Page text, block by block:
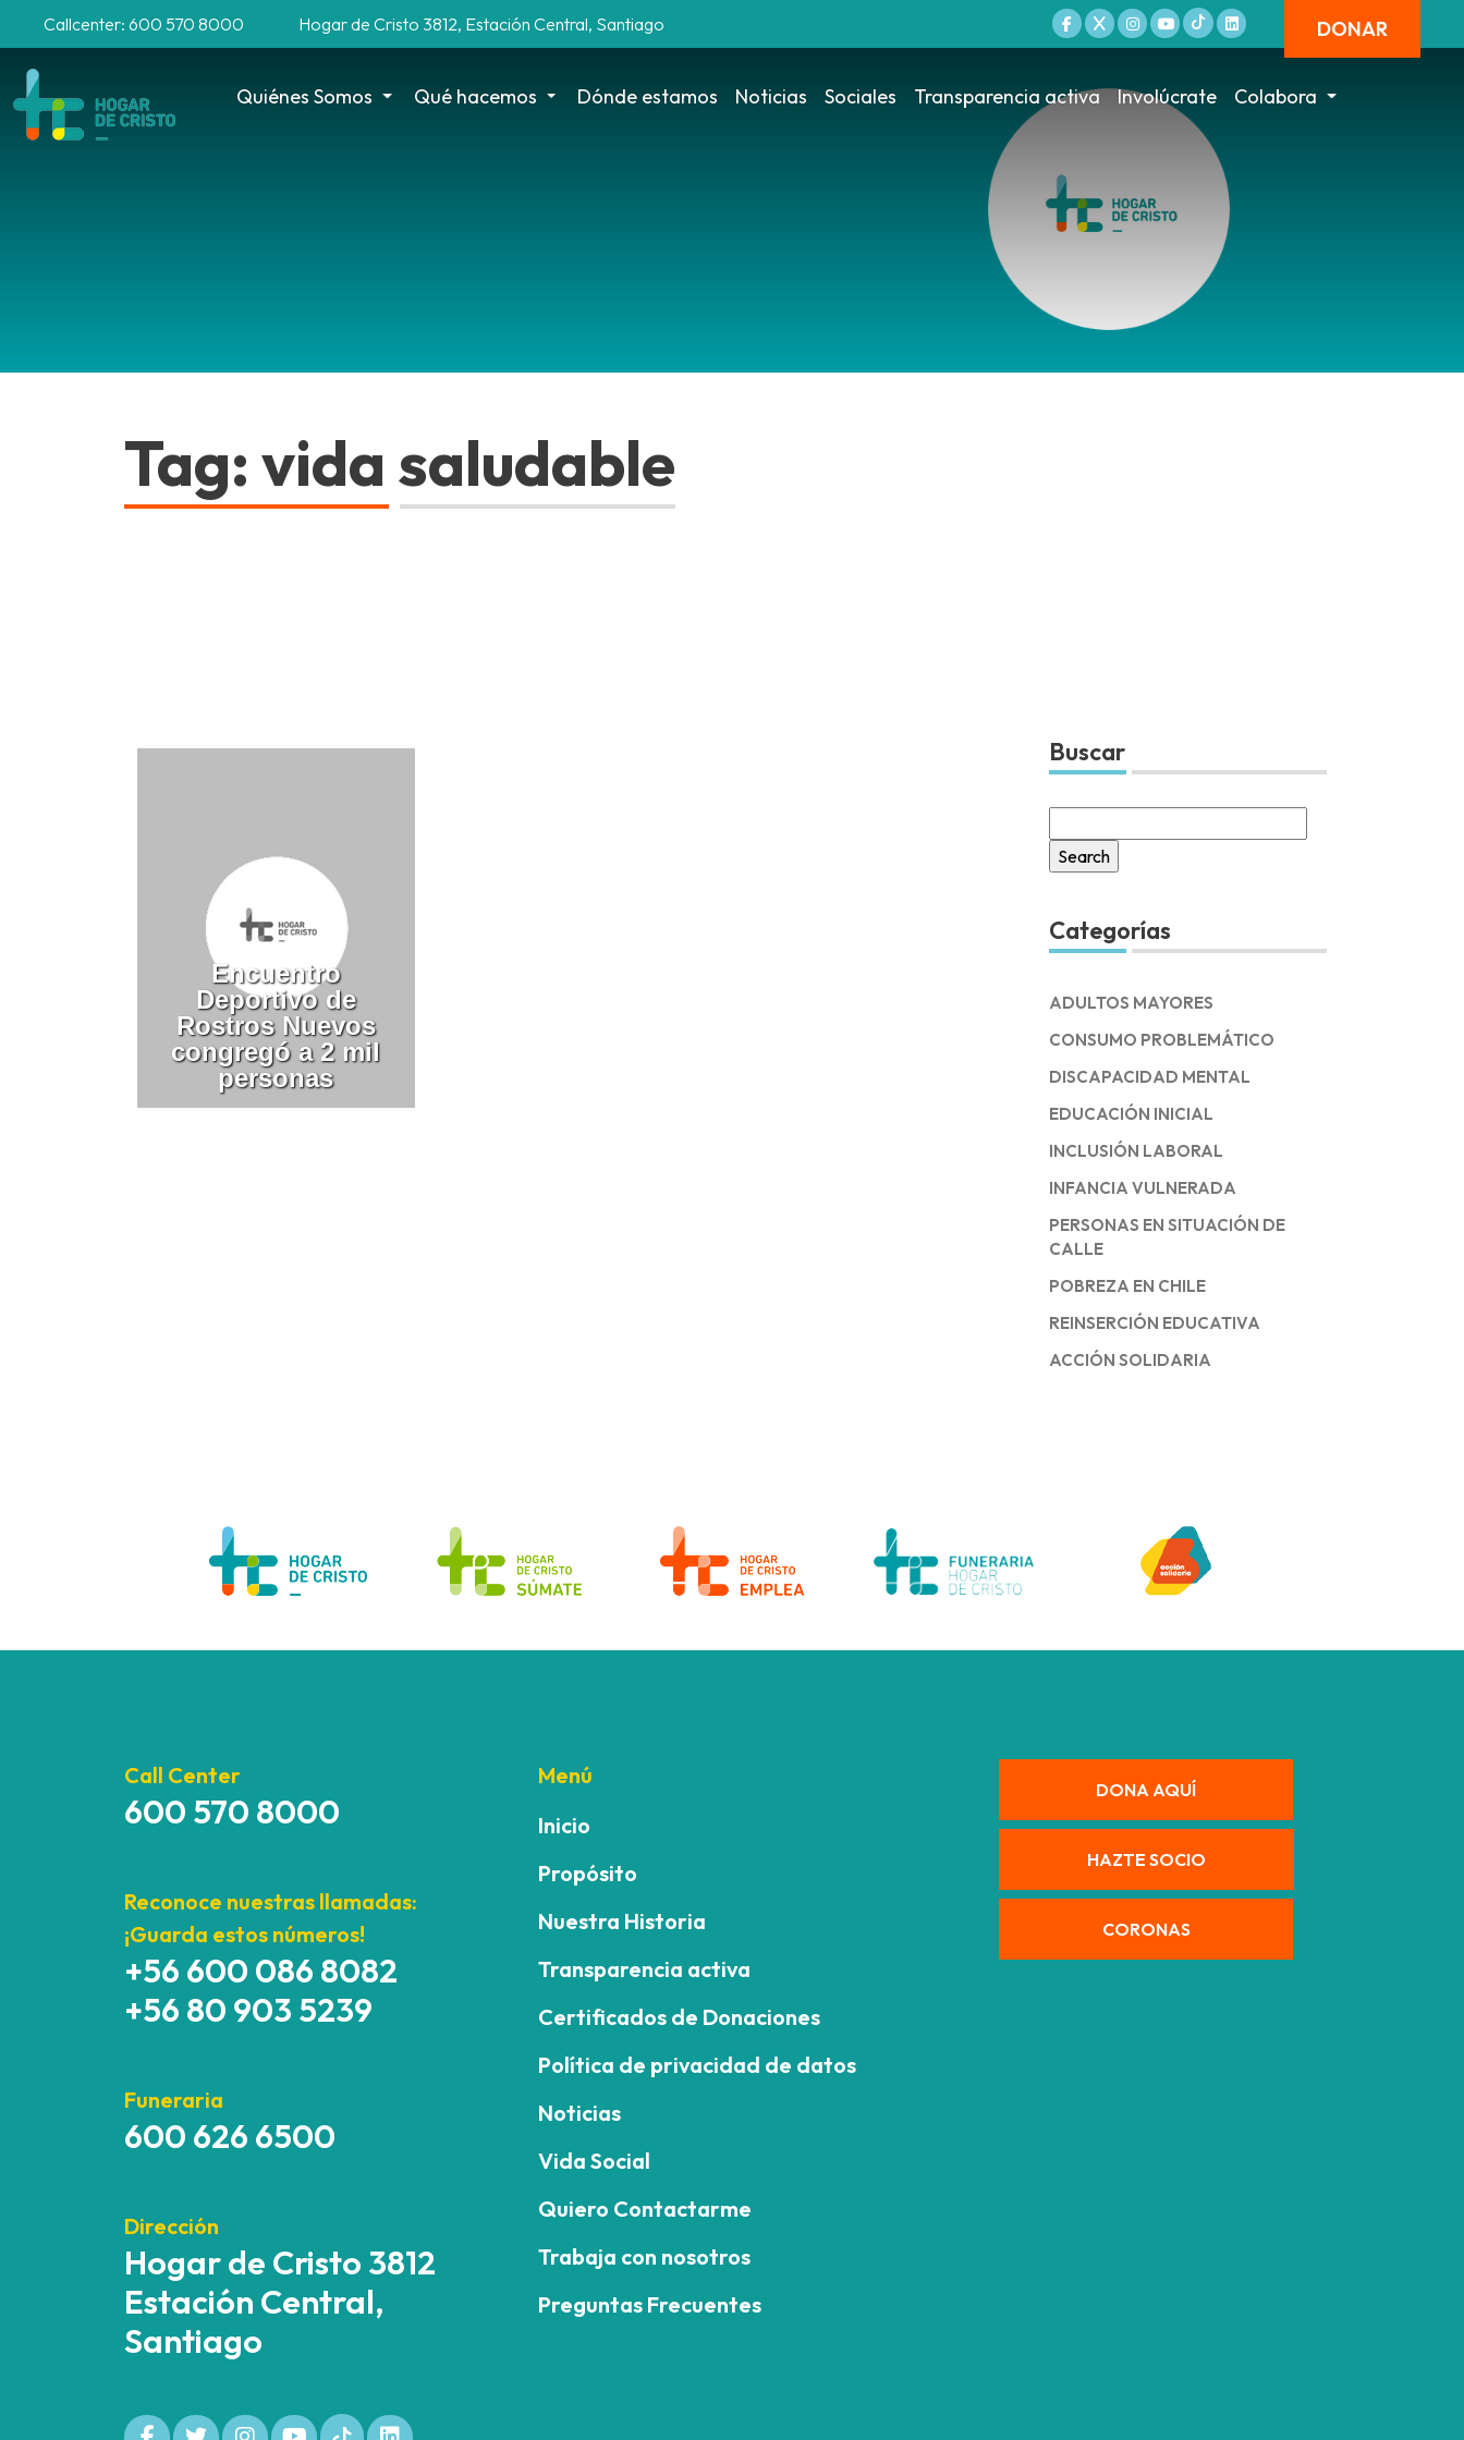
Callcenter: 600 570 8000 Hogar de Cristo 3812, Estación Central, Santiago DONAR
Quiénes Somos Qué hacemos Dónde estamos Noticias Sociales Transparencia activa Involúcrate Colabora
Tag: vida saludable
Encuentro
Deportivo de
Rostros Nuevos
congregó a 2 mil
personas
Buscar
for:
Categorías
ADULTOS MAYORES
CONSUMO PROBLEMÁTICO
DISCAPACIDAD MENTAL
EDUCACIÓN INICIAL
INCLUSIÓN LABORAL
INFANCIA VULNERADA
PERSONAS EN SITUACIÓN DE
CALLE
POBREZA EN CHILE
REINSERCIÓN EDUCATIVA
ACCIÓN SOLIDARIA
Call Center
600 570 8000
Reconoce nuestras llamadas:
¡Guarda estos números!
+56 600 086 8082
+56 80 903 5239
Funeraria
600 626 6500
Dirección
Hogar de Cristo 3812
Estación Central,
Santiago
Menú
Inicio
Propósito
Nuestra Historia
Transparencia activa
Certificados de Donaciones
Política de privacidad de datos
Noticias
Vida Social
Quiero Contactarme
Trabaja con nosotros
Preguntas Frecuentes
DONA AQUÍ
HAZTE SOCIO
CORONAS